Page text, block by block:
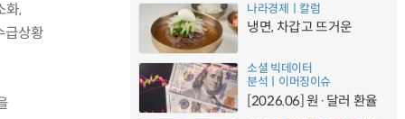
화,
급상황
나라경제ㅣ칼럼
냉면, 차갑고 뜨거운
소셜 빅데이터
분석ㅣ이머징이슈
[2026.06] 원·달러 환율